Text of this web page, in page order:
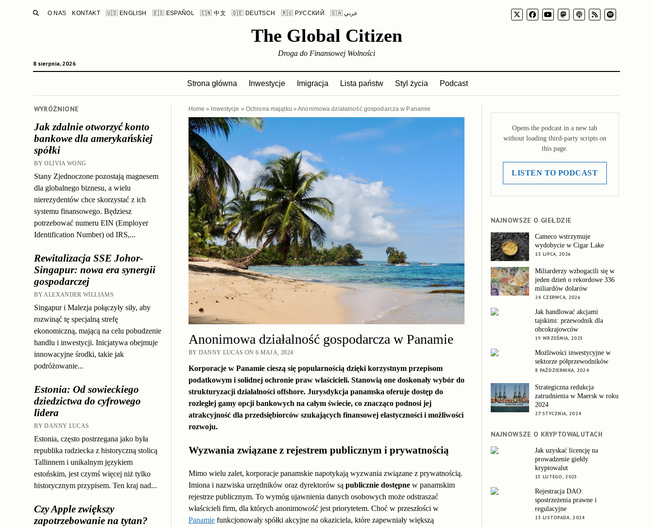
SEARCH
O NAS KONTAKT 🇺🇸 ENGLISH 🇪🇸 ESPAÑOL 🇨🇳 中文 🇩🇪 DEUTSCH 🇷🇺 РУССКИЙ 🇸🇦 عربي
The Global Citizen
8 sierpnia, 2026
Droga do Finansowej Wolności
Strona główna Inwestycje Imigracja Lista państw Styl życia Podcast
WYRÓŻNIONE
Jak zdalnie otworzyć konto
bankowe dla amerykańskiej
spółki
BY OLIVIA WONG
Stany Zjednoczone pozostają magnesem
dla globalnego biznesu, a wielu
nierezydentów chce skorzystać z ich
systemu finansowego. Będziesz
potrzebować numeru EIN (Employer
Identification Number) od IRS,...
Rewitalizacja SSE Johor-
Singapur: nowa era synergii
gospodarczej
BY ALEXANDER WILLIAMS
Singapur i Malezja połączyły siły, aby
rozwinąć tę specjalną strefę
ekonomiczną, mającą na celu pobudzenie
handlu i inwestycji. Inicjatywa obejmuje
innowacyjne środki, takie jak
podróżowanie...
Estonia: Od sowieckiego
dziedzictwa do cyfrowego
lidera
BY DANNY LUCAS
Estonia, często postrzegana jako była
republika radziecka z historyczną stolicą
Tallinnem i unikalnym językiem
estońskim, jest czymś więcej niż tylko
historycznym przypisem. Ten kraj nad...
Czy Apple zwiększy
zapotrzebowanie na tytan?
Home » Inwestycje » Ochrona majątku » Anonimowa działalność gospodarcza w Panamie
Anonimowa działalność gospodarcza w Panamie
BY DANNY LUCAS ON 6 MAJA, 2024
Korporacje w Panamie cieszą się popularnością dzięki korzystnym przepisom
podatkowym i solidnej ochronie praw właścicieli. Stanowią one doskonały wybór do
strukturyzacji działalności offshore. Jurysdykcja panamska oferuje dostęp do
rozległej gamy opcji bankowych na całym świecie, co znacząco podnosi jej
atrakcyjność dla przedsiębiorców szukających finansowej elastyczności i możliwości
rozwoju.
Wyzwania związane z rejestrem publicznym i prywatnością
Mimo wielu zalet, korporacje panamskie napotykają wyzwania związane z prywatnością.
Imiona i nazwiska urzędników oraz dyrektorów są publicznie dostępnew panamskim
rejestrze publicznym. To wymóg ujawnienia danych osobowych może odstraszać
właścicieli firm, dla których anonimowość jest priorytetem. Choć w przeszłości w
Panamiefunkcjonowały spółki akcyjne na okaziciela, które zapewniały większą
Opens the podcast in a new tab
without loading third-party scripts on
this page.
LISTEN TO PODCAST
NAJNOWSZE O GIEŁDZIE
Cameco wstrzymuje
wydobycie w Cigar Lake
13 LIPCA, 2026
Miliarderzy wzbogacili się w
jeden dzień o rekordowe 336
miliardów dolarów
24 CZERWCA, 2026
Jak handlować akcjami
tajskimi: przewodnik dla
obcokrajowców
19 WRZEŚNIA, 2025
Możliwości inwestycyjne w
sektorze półprzewodników
8 PAŹDZIERNIKA, 2024
Strategiczna redukcja
zatrudnienia w Maersk w roku
2024
27 STYCZNIA, 2024
NAJNOWSZE O KRYPTOWALUTACH
Jak uzyskać licencję na
prowadzenie giełdy
kryptowalut
15 LUTEGO, 2025
Rejestracja DAO:
spostrzeżenia prawne i
regulacyjne
13 LISTOPADA, 2024